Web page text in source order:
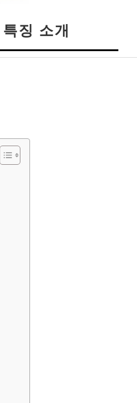
징 소개